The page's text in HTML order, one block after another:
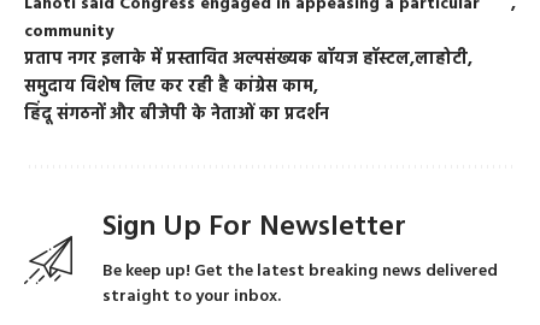
community
प्रताप नगर इलाके में प्रस्तावित अल्पसंख्यक बॉयज हॉस्टललाहोटी
समुदाय विशेष लिए कर रही है कांग्रेस काम
हिंदू संगठनों और बीजेपी के नेताओं का प्रदर्शन
Sign Up For Newsletter
Be keep up! Get the latest breaking news delivered
straight to your inbox.